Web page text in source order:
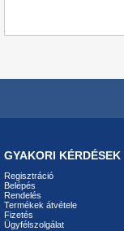
GYAKORI KÉRDÉSEK
Regisztráció
Belépés
Rendelés
Termékek átvétele
Fizetés
Ügyfélszolgálat